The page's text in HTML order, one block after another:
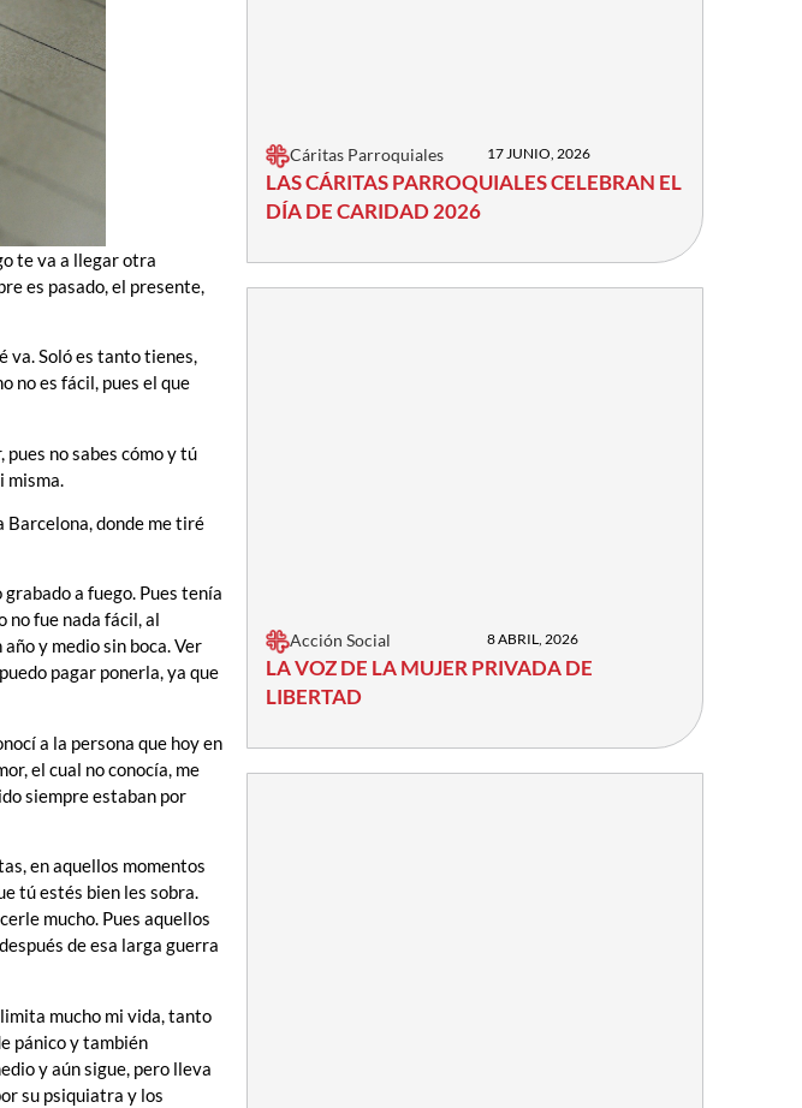
te va a llegar otra
es pasado, el presente,
va. Soló es tanto tienes,
no es fácil, pues el que
no sabes cómo y tú
Barcelona, donde me tiré
a fuego. Pues tenía
no fue nada fácil, al
y medio sin boca. Ver
pagar ponerla, ya que
a la persona que hoy en
el cual no conocía, me
siempre estaban por
en aquellos momentos
tú estés bien les sobra.
mucho. Pues aquellos
de esa larga guerra
mucho mi vida, tanto
pánico y también
y aún sigue, pero lleva
su psiquiatra y los
Cáritas Parroquiales 17 JUNIO, 2026
LAS CÁRITAS PARROQUIALES CELEBRAN EL
DÍA DE CARIDAD 2026
Acción Social 8 ABRIL, 2026
LA VOZ DE LA MUJER PRIVADA DE
LIBERTAD